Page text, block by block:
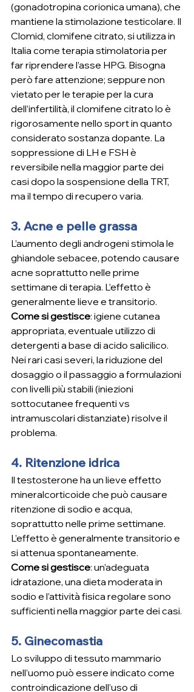
(gonadotropina corionica umana), che
mantiene la stimolazione testicolare. Il
Clomid, clomifene citrato, si utilizza in
Italia come terapia stimolatoria per
far riprendere l’asse HPG. Bisogna
però fare attenzione; seppure non
vietato per le terapie per la cura
dell’infertilità, il clomifene citrato lo è
rigorosamente nello sport in quanto
considerato sostanza dopante. La
soppressione di LH e FSH è
reversibile nella maggior parte dei
casi dopo la sospensione della TRT,
ma il tempo di recupero varia.
3. Acne e pelle grassa
L’aumento degli androgeni stimola le
ghiandole sebacee, potendo causare
acne soprattutto nelle prime
settimane di terapia. L’effetto è
generalmente lieve e transitorio.
Come si gestisce: igiene cutanea
appropriata, eventuale utilizzo di
detergenti a base di acido salicilico.
Nei rari casi severi, la riduzione del
dosaggio o il passaggio a formulazioni
con livelli più stabili (iniezioni
sottocutanee frequenti vs
intramuscolari distanziate) risolve il
problema.
4. Ritenzione idrica
Il testosterone ha un lieve effetto
mineralcorticoide che può causare
ritenzione di sodio e acqua,
soprattutto nelle prime settimane.
L’effetto è generalmente transitorio e
si attenua spontaneamente.
Come si gestisce: un’adeguata
idratazione, una dieta moderata in
sodio e l’attività fisica regolare sono
sufficienti nella maggior parte dei casi.
5. Ginecomastia
Lo sviluppo di tessuto mammario
nell’uomo può essere indicato come
controindicazione dell’uso di